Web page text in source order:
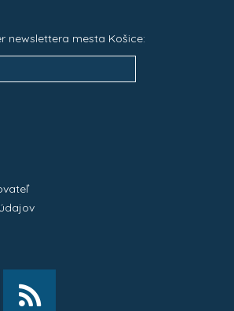
newslettera mesta Košice: